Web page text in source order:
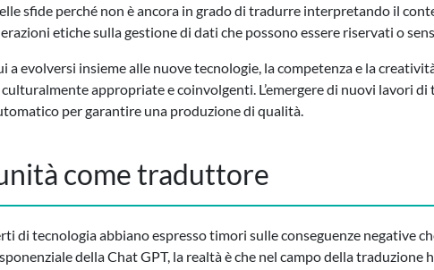
sfide perché non è ancora in grado di tradurre interpretando il
etiche sulla gestione di dati che possono essere riservati o
a evolversi insieme alle nuove tecnologie, la competenza e la
appropriate e coinvolgenti. L’emergere di nuovi lavori di
per garantire una produzione di qualità.
come traduttore
di tecnologia abbiano espresso timori sulle conseguenze negative
della Chat GPT, la realtà è che nel campo della traduzione